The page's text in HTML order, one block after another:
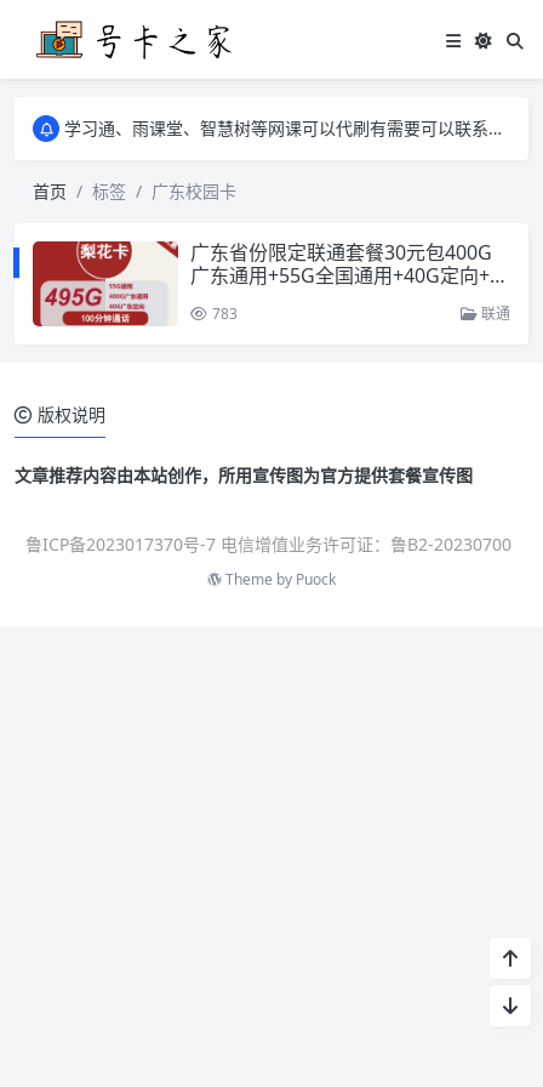
学习通、雨课堂、智慧树等网课可以代刷有需要可以联系邮箱i@tuzi.la
学习通、雨课堂、智慧树等网课可以代刷有需要可以联系邮箱i@tuzi.la
首页
标签 广东校园卡
广东省份限定联通套餐30元包400G
广东通用+55G全国通用+40G定向+1
783 联通
版权说明
文章推荐内容由本站创作，所用宣传图为官方提供套餐宣传图
鲁ICP备2023017370号-7 电信增值业务许可证：鲁B2-20230700
Theme by Puock